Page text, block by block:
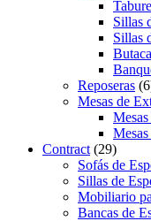
Sillas
Sillas
Reposeras
Mesas de
Contract (29)
Sofás de
Sillas de
Mobiliario
Bancas de